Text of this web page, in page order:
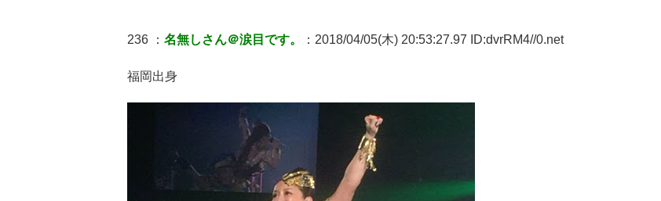
236 ： 名無しさん＠涙目です。 ：2018/04/05(木) 20:53:27.97 ID:dvrRM4//0.net
福岡出身